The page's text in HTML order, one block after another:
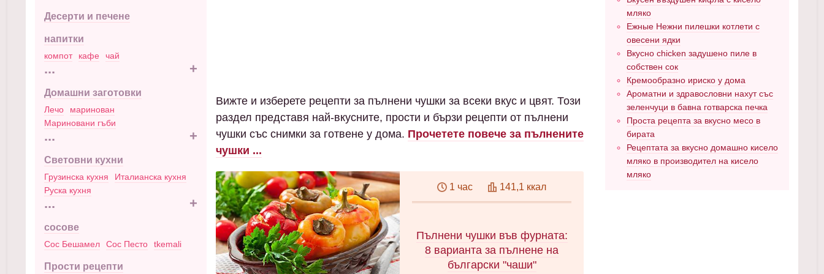
Десерти и печене
напитки
компот кафе чай
... +
Домашни заготовки
Лечо
маринован
Мариновани гъби
... +
Световни кухни
Грузинска кухня
Италианска кухня
Руска кухня
... +
сосове
Сос Бешамел Сос Песто tkemali
Прости рецепти
Вижте и изберете рецепти за пълнени чушки за всеки вкус и цвят. Този
раздел представя най-вкусните, прости и бързи рецепти от пълнени
чушки със снимки за готвене у дома. Прочетете повече за пълнените
чушки ...
1 час 141,1 ккал
Пълнени чушки във фурната:
8 варианта за пълнене на
български "чаши"
мляко
Ежные Нежни пилешки котлети с
овесени ядки
Вкусно chicken задушено пиле в
собствен сок
Кремообразно ириско у дома
Ароматни и здравословни нахут със
зеленчуци в бавна готварска печка
Проста рецепта за вкусно месо в
бирата
Рецептата за вкусно домашно кисело
мляко в производител на кисело
мляко